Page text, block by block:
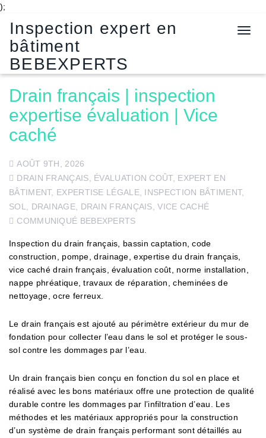
);
T
Inspection expert en
bâtiment
BEBEXPERTS
Drain français | inspection
expertise évaluation | Vice
caché
AOÛT 9TH, 2026
DRAIN FRANÇAIS
ÉVALUATION COÛT, EXPERT EN
BÂTIMENT, EXPERTISE LÉGALE, INSPECTION BÂTIMENT,
SOL, DRAINAGE, DRAIN FRANÇAIS ,VICE CACHÉ
COMMUNIQUÉ BEBEXPERTS
Inspection du drain français, bassin captation, code
construction, pompe, drainage, expertise du drain français,
vice caché drain français, évaluation coût, norme installation,
nappe phréatique, travaux de réparation, cheminées de
nettoyage, ocre ferreux.
Le drain français est ajouté au périmètre extérieur du mur de
fondation pour collecter l’eau dans le sol et protéger le sous-
sol contre les dommages par l’eau.
Un drain français bien conçu en fonction du sol en place et
réalisé avec les bons matériaux offre une protection de qualité
durable contre les dommages par l’infiltration d’eau. Les
méthodes et les matériaux appropriés pour la construction
d’un système de drain français performant sont détaillés au